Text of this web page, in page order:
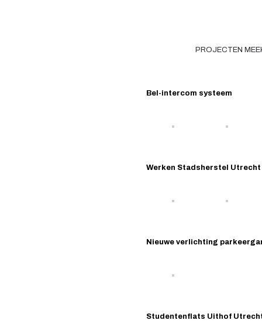
PROJECTEN
Bel-intercom systeem
Werken Stadsherstel
Nieuwe verlichting
Studentenflats Uithof